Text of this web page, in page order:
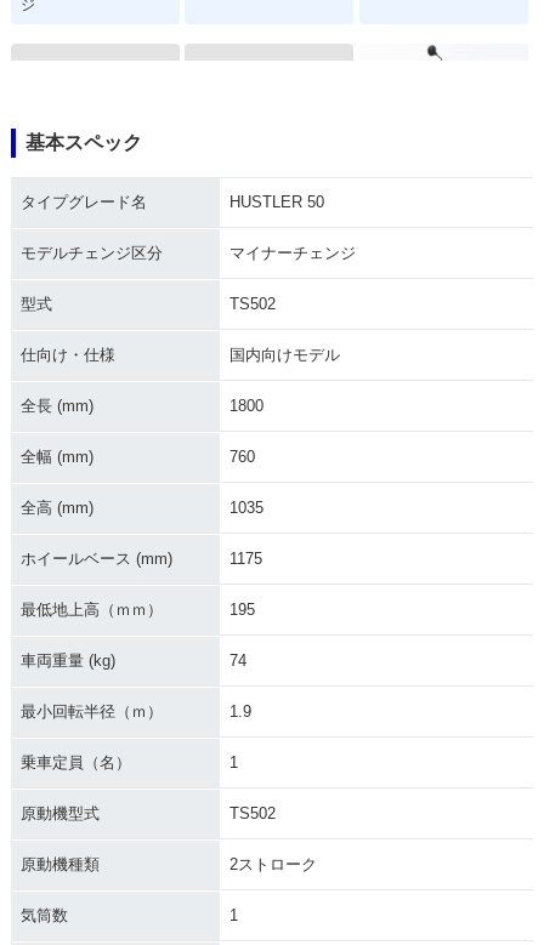
ジ
50
1982年 HUSTLER
1981年 HUSTLER
50・マイナーチェン
1975年 HUSTLER
1974年 HUSTLER
基本スペック
タイプグレード名 HUSTLER 50
モデルチェンジ区分 マイナーチェンジ
型式 TS502
仕向け・仕様 国内向けモデル
全長 (mm) 1800
全幅 (mm) 760
全高 (mm) 1035
ホイールベース (mm) 1175
最低地上高（ｍｍ） 195
車両重量 (kg) 74
最小回転半径（ｍ） 1.9
乗車定員（名） 1
原動機型式 TS502
原動機種類 2ストローク
気筒数 1